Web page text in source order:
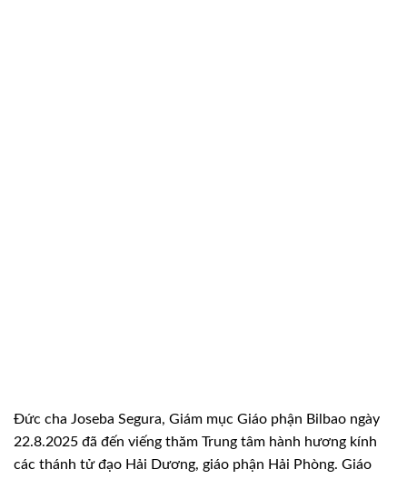
Đức cha Joseba Segura, Giám mục Giáo phận Bilbao ngày
22.8.2025 đã đến viếng thăm Trung tâm hành hương kính
các thánh tử đạo Hải Dương, giáo phận Hải Phòng. Giáo